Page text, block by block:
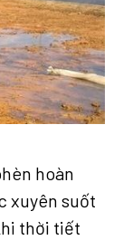
hoàn
xuyên suốt
thời tiết